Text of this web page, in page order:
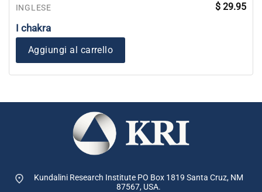
INGLESE
I chakra
$ 29.95
Aggiungi al carrello
Kundalini Research Institute PO Box 1819 Santa Cruz, NM
87567, USA.